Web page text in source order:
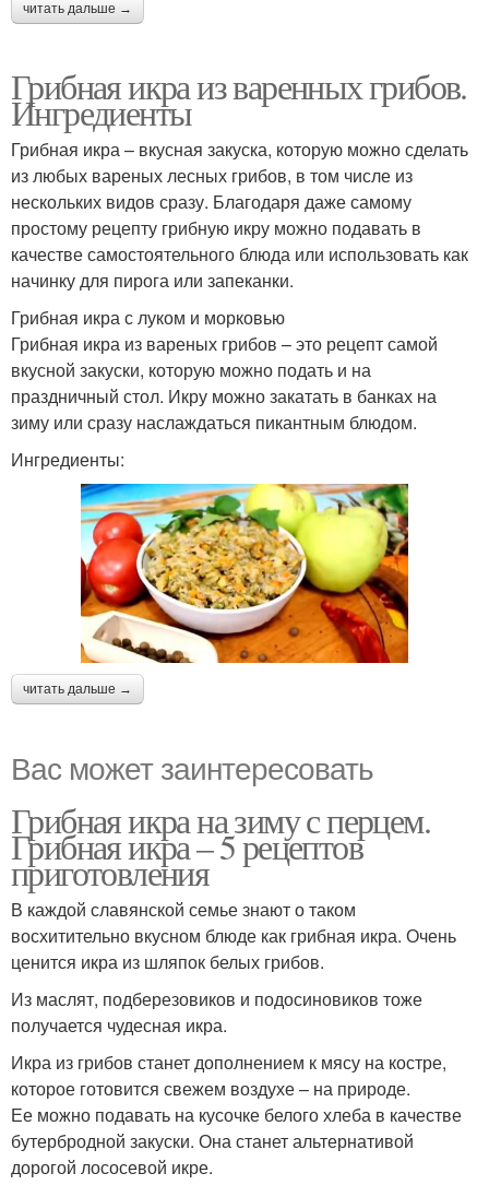
Ароматная икра
Икры из опят
читать дальше →
Грибная икра из варенных грибов.
Ингредиенты
Грибная икра – вкусная закуска, которую можно сделать
из любых вареных лесных грибов, в том числе из
нескольких видов сразу. Благодаря даже самому
простому рецепту грибную икру можно подавать в
качестве самостоятельного блюда или использовать как
начинку для пирога или запеканки.
Грибная икра с луком и морковью
Грибная икра из вареных грибов – это рецепт самой
вкусной закуски, которую можно подать и на
праздничный стол. Икру можно закатать в банках на
зиму или сразу наслаждаться пикантным блюдом.
Ингредиенты:
читать дальше →
Вас может заинтересовать
Грибная икра на зиму с перцем.
Грибная икра – 5 рецептов
приготовления
В каждой славянской семье знают о таком
восхитительно вкусном блюде как грибная икра. Очень
ценится икра из шляпок белых грибов.
Из маслят, подберезовиков и подосиновиков тоже
получается чудесная икра.
Икра из грибов станет дополнением к мясу на костре,
которое готовится свежем воздухе – на природе.
Ее можно подавать на кусочке белого хлеба в качестве
бутербродной закуски. Она станет альтернативой
дорогой лососевой икре.